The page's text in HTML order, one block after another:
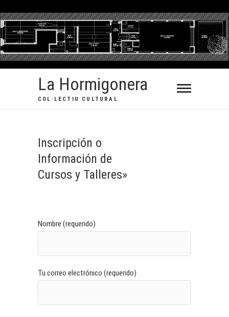
al
contenido
La Hormigonera
COL·LECTIU CULTURAL
Inscripción o
Información de
Cursos y Talleres»
Nombre (requerido)
Tu correo electrónico (requerido)